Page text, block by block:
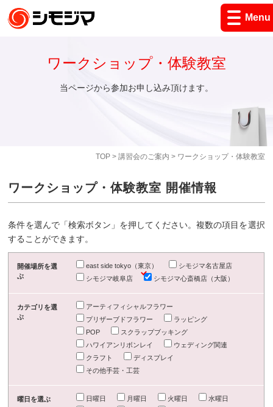
Menu
TOP> 講習会のご案内 > ワークショップ・体験教室
ワークショップ・体験教室
当ページから参加お申し込み頂けます。
ワークショップ・体験教室 開催情報
条件を選んで「検索ボタン」を押してください。複数の項目を選択
することができます。
開催場所を選
ぶ
east side tokyo（東京）
シモジマ名古屋店
シモジマ岐阜店
シモジマ心斎橋店（大阪）
カテゴリを選
ぶ
アーティフィシャルフラワー
プリザーブドフラワー
ラッピング
POP
スクラップブッキング
ハワイアンリボンレイ
ウェディング関連
クラフト
ディスプレイ
その他手芸・工芸
曜日を選ぶ 日曜日 月曜日 火曜日
水曜日